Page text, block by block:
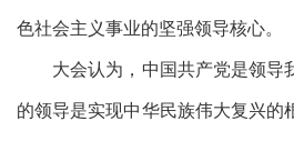
色社会主义事业的坚强领导核心。
大会认为，中国共产党是领导
的领导是实现中华民族伟大复兴的